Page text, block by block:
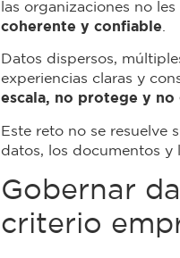
las organizaciones no
coherente y confiable.
Datos dispersos,
experiencias claras y
escala, no protege y
Este reto no se resuelve
datos, los documentos y
Gobernar
criterio